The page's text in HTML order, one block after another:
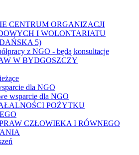
CENTRUM ORGANIZACJI
I WOLONTARIATU
5)
z NGO - będą konsultacje
W BYDGOSZCZY
dla NGO
wsparcie dla NGO
POŻYTKU
CZŁOWIEKA I RÓWNEGO